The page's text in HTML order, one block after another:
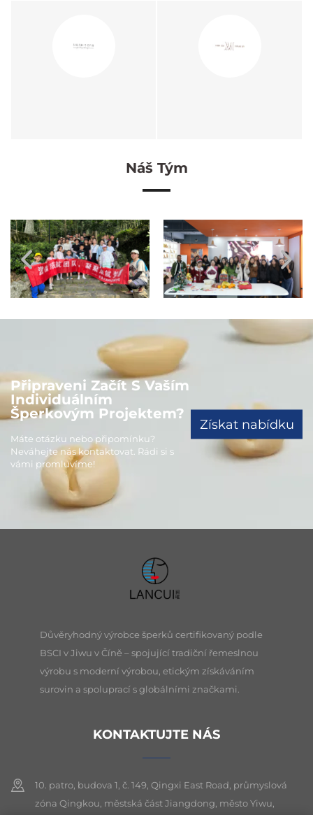
Náš Tým
Připraveni Začít S Vaším
Individuálním
Šperkovým Projektem?
Máte otázku nebo připomínku?
Neváhejte nás kontaktovat. Rádi si s
vámi promluvíme!
Získat nabídku
Důvěryhodný výrobce šperků certifikovaný podle
BSCI v Jiwu v Číně – spojující tradiční řemeslnou
výrobu s moderní výrobou, etickým získáváním
surovin a spoluprací s globálními značkami.
KONTAKTUJTE NÁS
10. patro, budova 1, č. 149, Qingxi East Road, průmyslová
zóna Qingkou, městská část Jiangdong, město Yiwu,